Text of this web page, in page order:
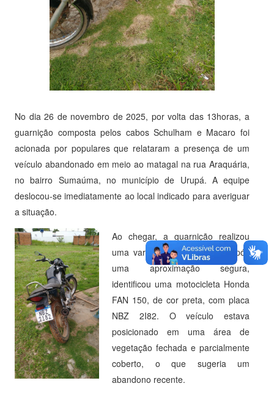
No dia 26 de novembro de 2025, por volta das 13horas, a
guarnição composta pelos cabos Schulham e Macaro foi
acionada por populares que relataram a presença de um
veículo abandonado em meio ao matagal na rua Araquária,
no bairro Sumaúma, no município de Urupá. A equipe
deslocou-se imediatamente ao local indicado para averiguar
a situação.
Ao chegar, a guarnição realizou
uma varredura perimetral e, após
uma aproximação segura,
identificou uma motocicleta Honda
FAN 150, de cor preta, com placa
NBZ 2I82. O veículo estava
posicionado em uma área de
vegetação fechada e parcialmente
coberto, o que sugeria um
abandono recente.